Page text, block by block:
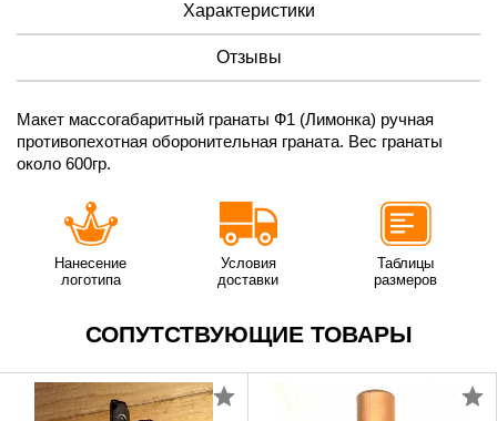
Характеристики
Отзывы
Макет массогабаритный гранаты Ф1 (Лимонка) ручная
противопехотная оборонительная граната. Вес гранаты
около 600гр.
Нанесение
логотипа
Условия
доставки
Таблицы
размеров
СОПУТСТВУЮЩИЕ ТОВАРЫ